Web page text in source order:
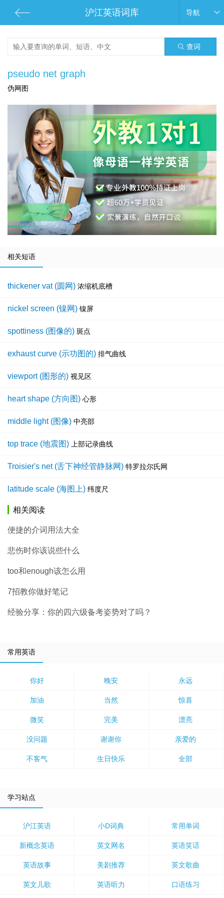
沪江英语词库 导航
查词
pseudo net graph
伪网图
相关短语
thickener vat (圆网) 浓缩机底槽
nickel screen (镍网) 镍屏
spottiness (图像的) 斑点
exhaust curve (示功图的) 排气曲线
viewport (图形的) 视见区
heart shape (方向图) 心形
middle light (图像) 中亮部
top trace (地震图) 上部记录曲线
Troisier's net (舌下神经管静脉网) 特罗拉尔氏网
latitude scale (海图上) 纬度尺
相关阅读
便捷的介词用法大全
悲伤时你该说些什么
too和enough该怎么用
7招教你做好笔记
经验分享：你的四六级备考姿势对了吗？
常用英语
你好 晚安 永远
加油 当然 惊喜
微笑 完美 漂亮
没问题 谢谢你 亲爱的
不客气 生日快乐 全部
学习站点
沪江英语 小D词典 常用单词
新概念英语 英文网名 英语笑话
英语故事 美剧推荐 英文歌曲
英文儿歌 英语听力 口语练习